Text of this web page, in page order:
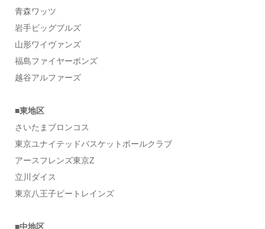
青森ワッツ
岩手ビッグブルズ
山形ワイヴァンズ
福島ファイヤーボンズ
越谷アルファーズ
■東地区
さいたまブロンコス
東京ユナイテッドバスケットボールクラブ
アースフレンズ東京Z
立川ダイス
東京八王子ビートレインズ
■中地区